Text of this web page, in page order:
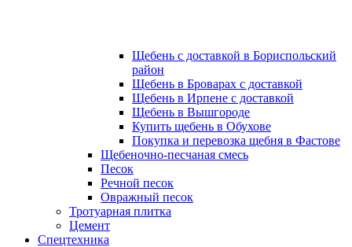
Щебень с доставкой в Бориспольский
район
Щебень в Броварах с доставкой
Щебень в Ирпене с доставкой
Щебень в Вышгороде
Купить щебень в Обухове
Покупка и перевозка щебня в Фастове
Щебеночно-песчаная смесь
Песок
Речной песок
Овражный песок
Тротуарная плитка
Цемент
Спецтехника